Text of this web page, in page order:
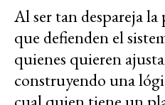
Al ser tan despareja
que defienden el
quienes quieren
construyendo una